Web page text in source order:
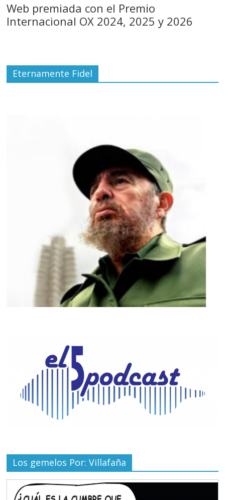
Web premiada con el Premio
Internacional OX 2024, 2025 y 2026
Eternamente Fidel
Los gemelos Por: Villafaña